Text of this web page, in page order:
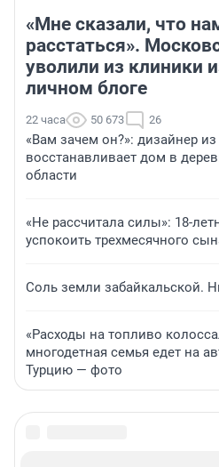
«Мне сказали, что
расстаться».
уволили из клиники
личном блоге
22 часа 50 673 26
«Вам зачем он?»: дизайнер
восстанавливает дом в
области
«Не рассчитала силы»: 18-
успокоить трехмесячного
Соль земли забайкальской.
«Расходы на топливо
многодетная семья едет на
Турцию — фото